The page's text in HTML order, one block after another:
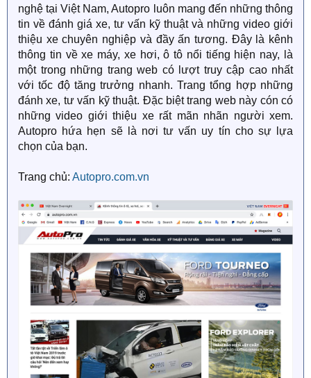
nghệ tại Việt Nam, Autopro luôn mang đến những thông
tin về đánh giá xe, tư vấn kỹ thuật và những video giới
thiệu xe chuyên nghiệp và đầy ấn tương. Đây là kênh
thông tin về xe máy, xe hơi, ô tô nổi tiếng hiện nay, là
một trong những trang web có lượt truy cập cao nhất
với tốc độ tăng trưởng nhanh. Trang tổng hợp những
đánh xe, tư vấn kỹ thuật. Đặc biệt trang web này cón có
những video giới thiệu xe rất mãn nhãn người xem.
Autopro hứa hẹn sẽ là nơi tư vấn uy tín cho sự lựa
chọn của bạn.
Trang chủ: Autopro.com.vn